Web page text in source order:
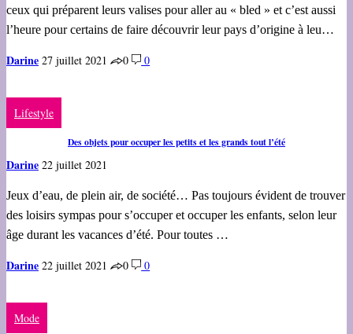
ceux qui préparent leurs valises pour aller au « bled » et c’est aussi
l’heure pour certains de faire découvrir leur pays d’origine à leu…
Darine 27 juillet 2021 0 0
Lifestyle
Des objets pour occuper les petits et les grands tout l’été
Darine 22 juillet 2021
Jeux d’eau, de plein air, de société… Pas toujours évident de trouver
des loisirs sympas pour s’occuper et occuper les enfants, selon leur
âge durant les vacances d’été. Pour toutes …
Darine 22 juillet 2021 0 0
Mode